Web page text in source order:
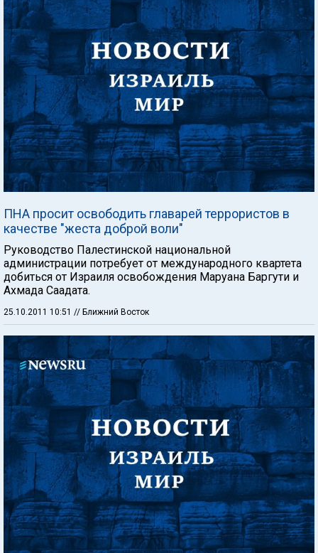
ПНА просит освободить главарей террористов в
качестве "жеста доброй воли"
Руководство Палестинской национальной
администрации потребует от международного квартета
добиться от Израиля освобождения Маруана Баргути и
Ахмада Саадата.
25.10.2011 10:51 // Ближний Восток